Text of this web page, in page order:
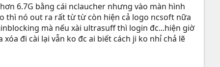
6.7G bằng cái nclaucher nhưng vào màn hình
thì nó out ra rất từ từ còn hiện cả logo ncsoft nữa
mà nếu xài ultrasuff thì login đc...hiện giờ
đi cài lại vẫn ko đc ai biết cách ji ko nhỉ chả lẽ